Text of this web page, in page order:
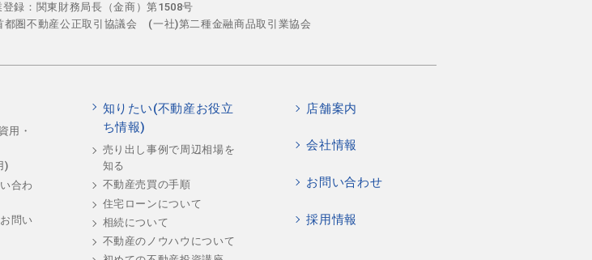
録：関東財務局長（金商）第1508号
都圏不動産公正取引協議会 (一社)第二種金融商品取引業協会
用・
)
合わ
問い
知りたい(不動産お役立
ち情報)
売り出し事例で周辺相場を
知る
不動産売買の手順
住宅ローンについて
相続について
不動産のノウハウについて
店舗案内
会社情報
お問い合わせ
採用情報